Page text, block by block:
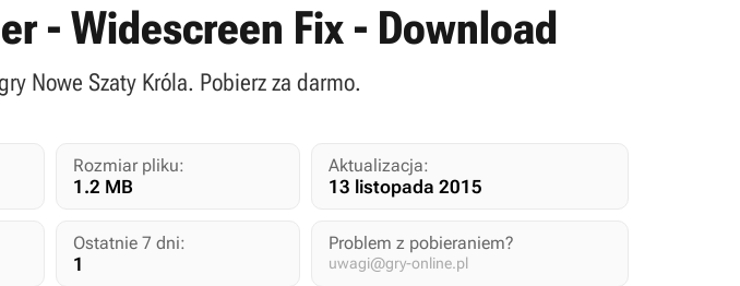
- Widescreen Fix - Download
Nowe Szaty Króla. Pobierz za darmo.
Rozmiar pliku:
1.2 MB
Aktualizacja:
13 listopada 2015
Ostatnie 7 dni:
1
Problem z pobieraniem?
uwagi@gry-online.pl